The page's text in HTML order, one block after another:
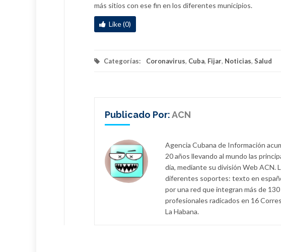
más sitios con ese fin en los diferentes municipios.
Like (0)
Categorías: Coronavirus, Cuba, Fijar, Noticias, Salud
Publicado Por:ACN
Agencia Cubana de Información
20 años llevando al mundo las
día, mediante su división Web ACN.
diferentes soportes: texto en
por una red que integran más de
profesionales radicados en 16
La Habana.